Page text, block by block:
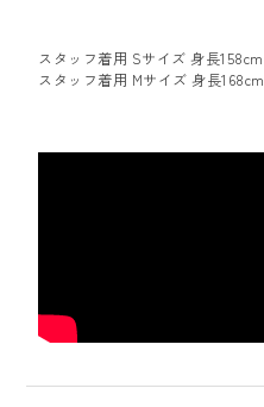
スタッフ着用 Sサイズ 身長158cm
スタッフ着用 Mサイズ 身長168cm